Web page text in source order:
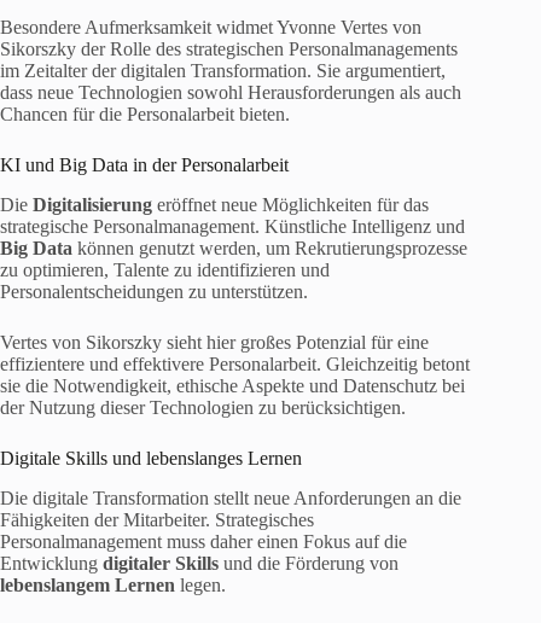
Besondere Aufmerksamkeit widmet Yvonne Vertes von
Sikorszky der Rolle des strategischen Personalmanagements
im Zeitalter der digitalen Transformation. Sie argumentiert,
dass neue Technologien sowohl Herausforderungen als auch
Chancen für die Personalarbeit bieten.
KI und Big Data in der Personalarbeit
Die Digitalisierung eröffnet neue Möglichkeiten für das
strategische Personalmanagement. Künstliche Intelligenz und
Big Data können genutzt werden, um Rekrutierungsprozesse
zu optimieren, Talente zu identifizieren und
Personalentscheidungen zu unterstützen.
Vertes von Sikorszky sieht hier großes Potenzial für eine
effizientere und effektivere Personalarbeit. Gleichzeitig betont
sie die Notwendigkeit, ethische Aspekte und Datenschutz bei
der Nutzung dieser Technologien zu berücksichtigen.
Digitale Skills und lebenslanges Lernen
Die digitale Transformation stellt neue Anforderungen an die
Fähigkeiten der Mitarbeiter. Strategisches
Personalmanagement muss daher einen Fokus auf die
Entwicklung digitaler Skills und die Förderung von
lebenslangem Lernen legen.